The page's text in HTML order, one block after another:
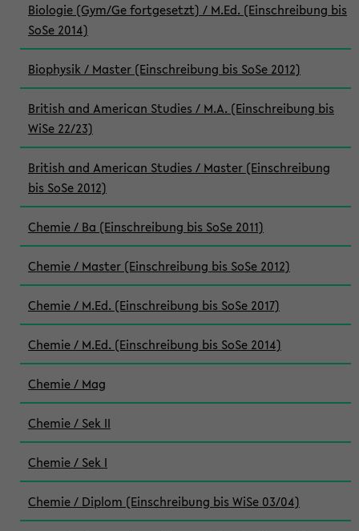
Biologie (Gym/Ge fortgesetzt) / M.Ed. (Einschreibung bis
SoSe 2014)
Biophysik / Master (Einschreibung bis SoSe 2012)
British and American Studies / M.A. (Einschreibung bis
WiSe 22/23)
British and American Studies / Master (Einschreibung
bis SoSe 2012)
Chemie / Ba (Einschreibung bis SoSe 2011)
Chemie / Master (Einschreibung bis SoSe 2012)
Chemie / M.Ed. (Einschreibung bis SoSe 2017)
Chemie / M.Ed. (Einschreibung bis SoSe 2014)
Chemie / Mag
Chemie / Sek II
Chemie / Sek I
Chemie / Diplom (Einschreibung bis WiSe 03/04)